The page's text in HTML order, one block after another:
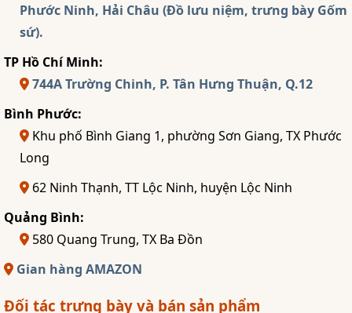
Phước Ninh, Hải Châu (Đồ lưu niệm, trưng bày Gốm
sứ).
TP Hồ Chí Minh:
744A Trường Chinh, P. Tân Hưng Thuận, Q.12
Bình Phước:
Khu phố Bình Giang 1, phường Sơn Giang, TX Phước
Long
62 Ninh Thạnh, TT Lộc Ninh, huyện Lộc Ninh
Quảng Bình:
580 Quang Trung, TX Ba Đồn
Gian hàng AMAZON
Đối tác trưng bày và bán sản phẩm